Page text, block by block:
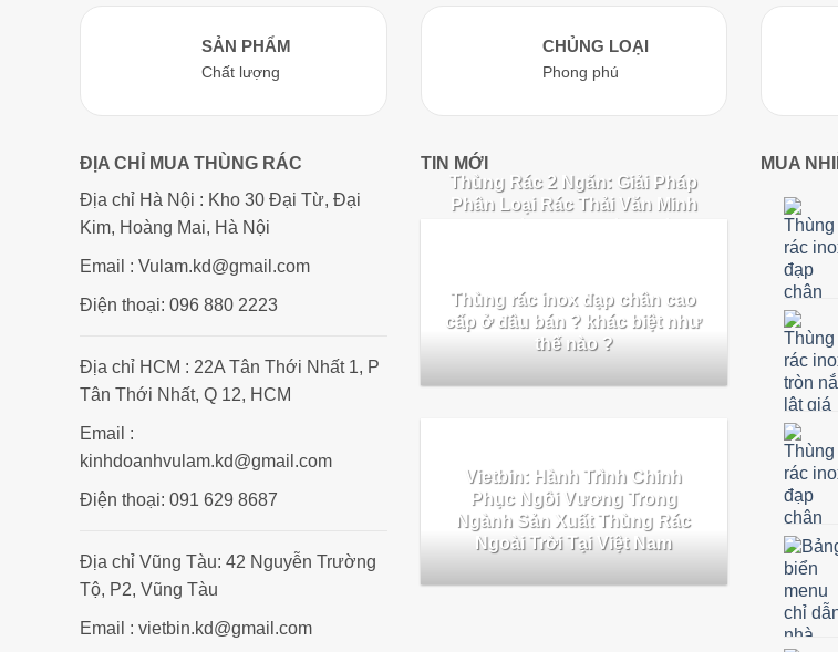
SẢN PHẨM
Chất lượng
CHỦNG LOẠI
Phong phú
ĐỊA CHỈ MUA THÙNG RÁC
Địa chỉ Hà Nội : Kho 30 Đại Từ, Đại
Kim, Hoàng Mai, Hà Nội
Email : Vulam.kd@gmail.com
Điện thoại: 096 880 2223
Địa chỉ HCM : 22A Tân Thới Nhất 1, P
Tân Thới Nhất, Q 12, HCM
Email :
kinhdoanhvulam.kd@gmail.com
Điện thoại: 091 629 8687
Địa chỉ Vũng Tàu: 42 Nguyễn Trường
Tộ, P2, Vũng Tàu
Email : vietbin.kd@gmail.com
TIN MỚI
Thùng Rác 2 Ngăn: Giải Pháp
Phân Loại Rác Thải Văn Minh
Thùng rác inox đạp chân cao
cấp ở đâu bán ? khác biệt như
thế nào ?
Vietbin: Hành Trình Chinh
Phục Ngôi Vương Trong
Ngành Sản Xuất Thùng Rác
Ngoài Trời Tại Việt Nam
MUA